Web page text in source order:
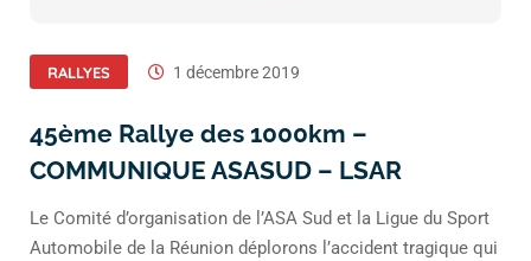
RALLYES 1 décembre 2019
45ème Rallye des 1000km –
COMMUNIQUE ASASUD – LSAR
Le Comité d’organisation de l’ASA Sud et la Ligue du Sport
Automobile de la Réunion déplorons l’accident tragique qui